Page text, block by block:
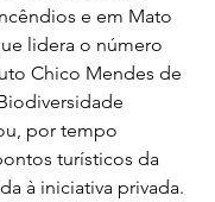
e em Mato
lidera o número
Chico Mendes de
por tempo
turísticos da
à iniciativa privada.